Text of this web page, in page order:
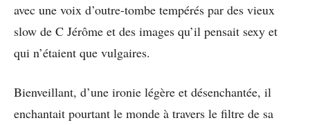
avec une voix d’outre-tombe tempérés par des vieux
slow de C Jérôme et des images qu’il pensait sexy et
qui n’étaient que vulgaires.
Bienveillant, d’une ironie légère et désenchantée, il
enchantait pourtant le monde à travers le filtre de sa